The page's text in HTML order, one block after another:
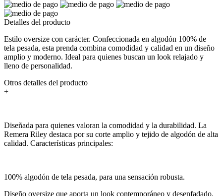
Detalles del producto
Estilo oversize con carácter. Confeccionada en algodón 100% de
tela pesada, esta prenda combina comodidad y calidad en un diseño
amplio y moderno. Ideal para quienes buscan un look relajado y
lleno de personalidad.
Otros detalles del producto
+
Diseñada para quienes valoran la comodidad y la durabilidad. La
Remera Riley destaca por su corte amplio y tejido de algodón de alta
calidad. Características principales:
100% algodón de tela pesada, para una sensación robusta.
Diseño oversize que aporta un look contemporáneo y desenfadado.